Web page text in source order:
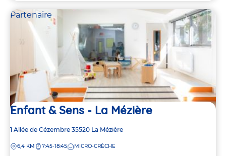
Partenaire
Enfant & Sens - La Mézière
Adresse
la
1 Allée de Cézembre 35520 La Mézière
DISTANCE
6,4 KM 7:45-18:45 MICRO-CRÈCHE